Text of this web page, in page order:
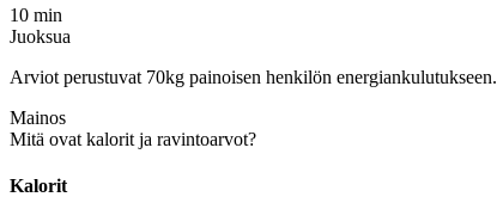
10 min
Juoksua
Arviot perustuvat 70kg painoisen henkilön energiankulutukseen.
Mainos
Mitä ovat kalorit ja ravintoarvot?
Kalorit